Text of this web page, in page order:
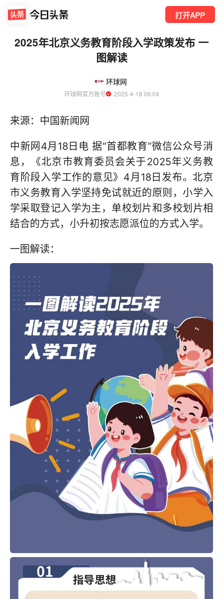
打开APP
2025年北京义务教育阶段入学政策发布 一
图解读
环球网
环球网官方账号
  2025-4-18 06:04
来源：中国新闻网
中新网4月18日电 据“首都教育”微信公众号消
息，《北京市教育委员会关于2025年义务教
育阶段入学工作的意见》4月18日发布。北京
市义务教育入学坚持免试就近的原则，小学入
学采取登记入学为主，单校划片和多校划片相
结合的方式，小升初按志愿派位的方式入学。
一图解读：